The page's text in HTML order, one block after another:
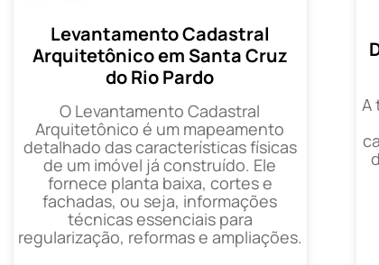
Levantamento Cadastral
Arquitetônico em Santa Cruz
do Rio Pardo
O Levantamento Cadastral
Arquitetônico é um mapeamento
detalhado das características físicas
de um imóvel já construído. Ele
fornece planta baixa, cortes e
fachadas, ou seja, informações
técnicas essenciais para
regularização, reformas e ampliações.
A